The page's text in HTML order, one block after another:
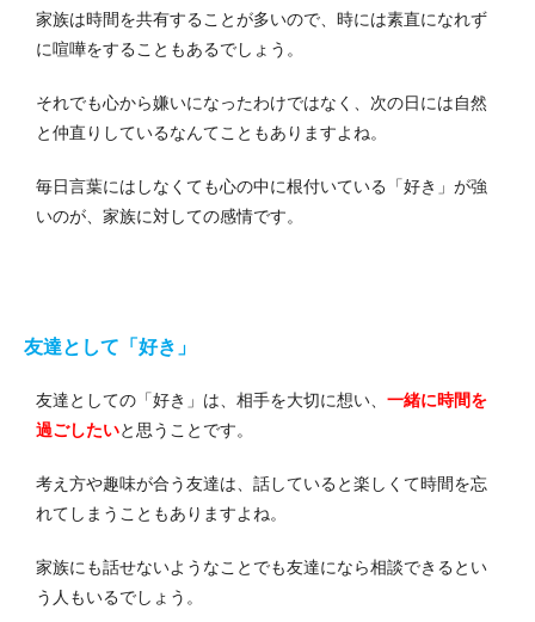
家族は時間を共有することが多いので、時には素直になれず
に喧嘩をすることもあるでしょう。
それでも心から嫌いになったわけではなく、次の日には自然
と仲直りしているなんてこともありますよね。
毎日言葉にはしなくても心の中に根付いている「好き」が強
いのが、家族に対しての感情です。
友達として「好き」
友達としての「好き」は、相手を大切に想い、 一緒に時間を
過ごしたいと思うことです。
考え方や趣味が合う友達は、話していると楽しくて時間を忘
れてしまうこともありますよね。
家族にも話せないようなことでも友達になら相談できるとい
う人もいるでしょう。